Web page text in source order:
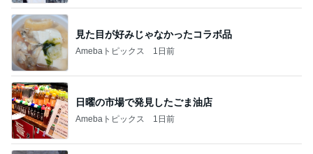
見た目が好みじゃなかったコラボ品
Amebaトピックス 1日前
日曜の市場で発見したごま油店
Amebaトピックス 1日前